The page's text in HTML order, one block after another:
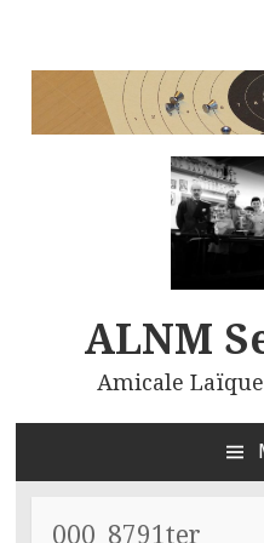
ALNM
Amicale
CONTENU
000_8791ter